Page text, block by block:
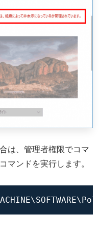
は、管理者権限でコマ
マンドを実行します。